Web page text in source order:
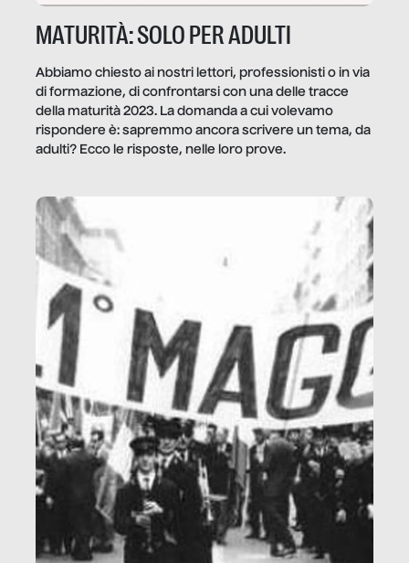
MATURITÀ: SOLO PER ADULTI
Abbiamo chiesto ai nostri lettori, professionisti o in via
di formazione, di confrontarsi con una delle tracce
della maturità 2023. La domanda a cui volevamo
rispondere è: sapremmo ancora scrivere un tema, da
adulti? Ecco le risposte, nelle loro prove.